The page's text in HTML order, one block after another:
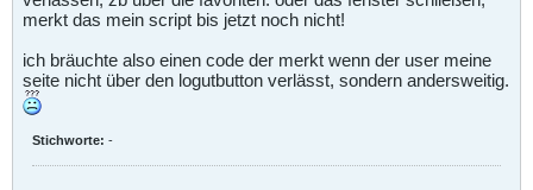
merkt das mein script bis jetzt noch nicht!
ich bräuchte also einen code der merkt wenn der user meine
seite nicht über den logutbutton verlässt, sondern andersweitig.
Stichworte: -